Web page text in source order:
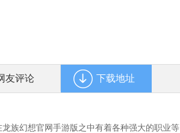
友评论 下载地址
族幻想官网手游版之中有着各种强大的职业等